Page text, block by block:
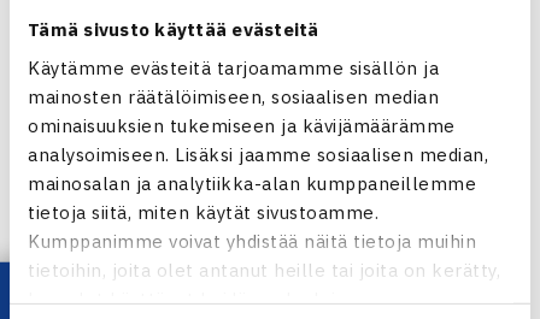
Tämä sivusto käyttää evästeitä
Käytämme evästeitä tarjoamamme sisällön ja
mainosten räätälöimiseen, sosiaalisen median
ominaisuuksien tukemiseen ja kävijämäärämme
analysoimiseen. Lisäksi jaamme sosiaalisen median,
mainosalan ja analytiikka-alan kumppaneillemme
tietoja siitä, miten käytät sivustoamme.
Kumppanimme voivat yhdistää näitä tietoja muihin
tietoihin, joita olet antanut heille tai joita on kerätty,
kun olet käyttänyt heidän palvelujaan.
Osta lippusi ennakkoon sähköisesti tästä
Henri Kontisen Facebook
Jarkko Nieminen Facebookissa
Jaa: